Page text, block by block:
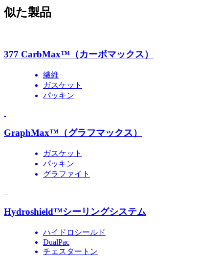
似た製品
377 CarbMax™（カーボマックス）
繊維
ガスケット
パッキン
GraphMax™（グラフマックス）
ガスケット
パッキン
グラファイト
Hydroshield™シーリングシステム
ハイドロシールド
DualPac
チェスタートン